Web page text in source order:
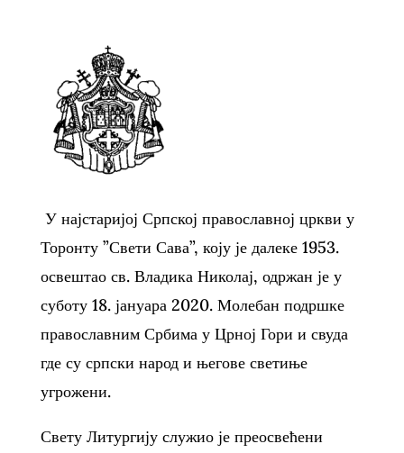
У најстаријој Српској православној цркви у
Торонту ”Свети Сава”, коју је далеке 1953.
освештао св. Владика Николај, одржан је у
суботу 18. јануара 2020. Молебан подршке
православним Србима у Црној Гори и свуда
где су српски народ и његове светиње
угрожени.
Свету Литургију служио је преосвећени